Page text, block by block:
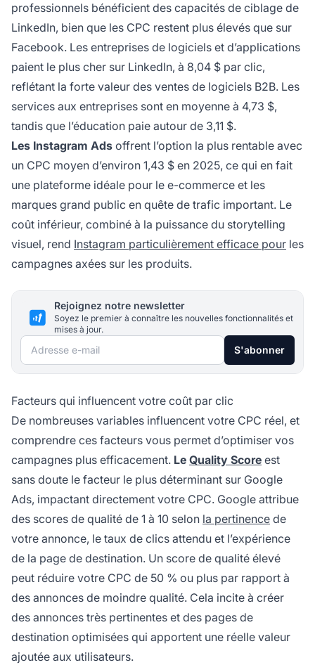
professionnels bénéficient des capacités de ciblage de
LinkedIn, bien que les CPC restent plus élevés que sur
Facebook. Les entreprises de logiciels et d’applications
paient le plus cher sur LinkedIn, à 8,04 $ par clic,
reflétant la forte valeur des ventes de logiciels B2B. Les
services aux entreprises sont en moyenne à 4,73 $,
tandis que l’éducation paie autour de 3,11 $.
Les Instagram Ads offrent l’option la plus rentable avec
un CPC moyen d’environ 1,43 $ en 2025, ce qui en fait
une plateforme idéale pour le e-commerce et les
marques grand public en quête de trafic important. Le
coût inférieur, combiné à la puissance du storytelling
visuel, rend Instagram particulièrement efficace pour les
campagnes axées sur les produits.
Rejoignez notre newsletter
Soyez le premier à connaître les nouvelles fonctionnalités et
mises à jour.
Adresse e-mail S'abonner
Facteurs qui influencent votre coût par clic
De nombreuses variables influencent votre CPC réel, et
comprendre ces facteurs vous permet d’optimiser vos
campagnes plus efficacement. Le Quality Score est
sans doute le facteur le plus déterminant sur Google
Ads, impactant directement votre CPC. Google attribue
des scores de qualité de 1 à 10 selon la pertinence de
votre annonce, le taux de clics attendu et l’expérience
de la page de destination. Un score de qualité élevé
peut réduire votre CPC de 50 % ou plus par rapport à
des annonces de moindre qualité. Cela incite à créer
des annonces très pertinentes et des pages de
destination optimisées qui apportent une réelle valeur
ajoutée aux utilisateurs.